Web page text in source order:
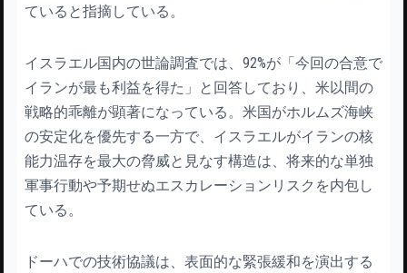
ていると指摘している。
イスラエル国内の世論調査では、92%が「今回の合意で
イランが最も利益を得た」と回答しており、米以間の
戦略的乖離が顕著になっている。米国がホルムズ海峡
の安定化を優先する一方で、イスラエルがイランの核
能力温存を最大の脅威と見なす構造は、将来的な単独
軍事行動や予期せぬエスカレーションリスクを内包し
ている。
ドーハでの技術協議は、表面的な緊張緩和を演出する